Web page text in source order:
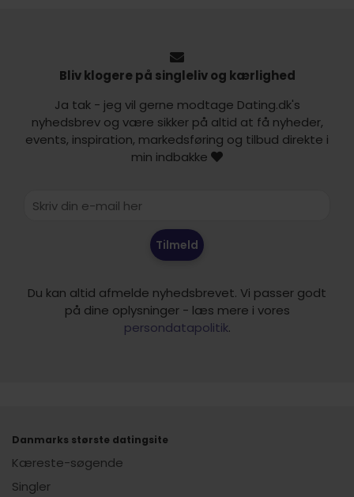
Bliv klogere på singleliv og kærlighed
Ja tak - jeg vil gerne modtage Dating.dk's
nyhedsbrev og være sikker på altid at få nyheder,
events, inspiration, markedsføring og tilbud direkte i
min indbakke
Tilmeld
Du kan altid afmelde nyhedsbrevet. Vi passer godt
på dine oplysninger - læs mere i vores
persondatapolitik.
Danmarks største datingsite
Kæreste-søgende
Singler